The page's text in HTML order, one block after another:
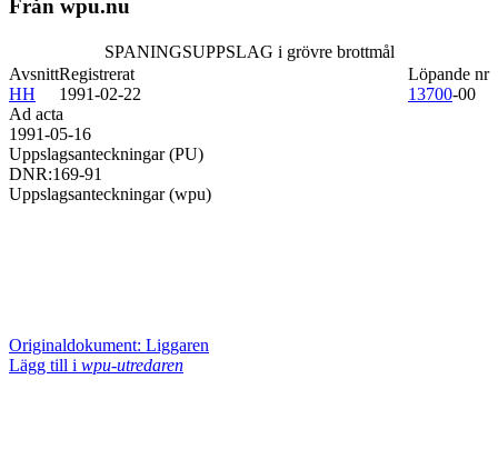
Från wpu.nu
SPANINGSUPPSLAG i grövre brottmål
Avsnitt
HH
Löpande nr
13700-00
Registrerat
1991-02-22
Ad acta
1991-05-16
Uppslagsanteckningar (PU)
DNR:169-91
Uppslagsanteckningar (wpu)
Originaldokument: Liggaren
Lägg till i wpu-utredaren